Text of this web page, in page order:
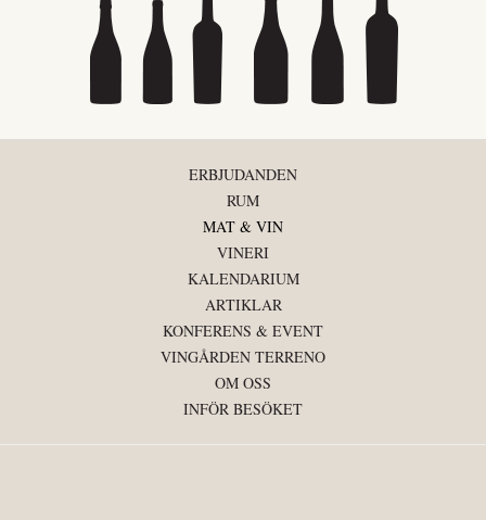
ERBJUDANDEN
RUM
MAT & VIN
VINERI
KALENDARIUM
ARTIKLAR
KONFERENS & EVENT
VINGÅRDEN TERRENO
OM OSS
INFÖR BESÖKET